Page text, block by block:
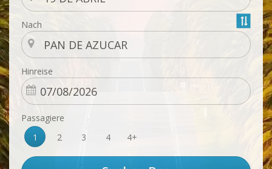
Nach
Hinreise
Passagiere
1
2 3 4 4+